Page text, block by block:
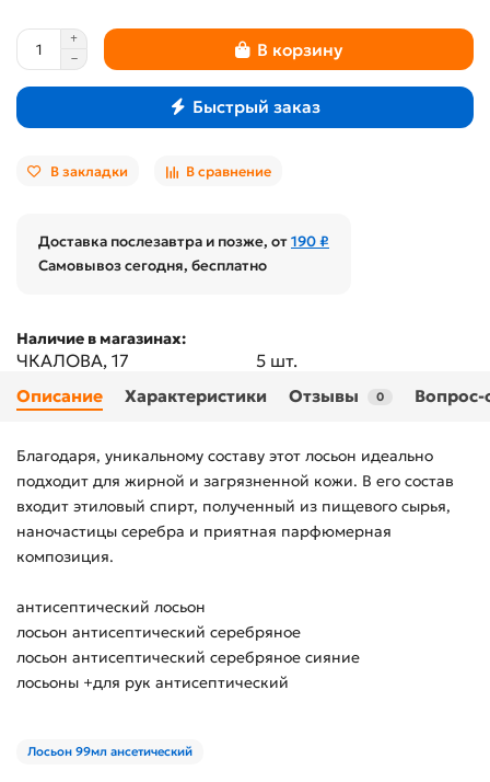
В корзину
Быстрый заказ
В закладки В сравнение
Доставка послезавтра и позже, от190 ₽
Самовывоз сегодня, бесплатно
Наличие в магазинах:
ЧКАЛОВА, 17 5 шт.
Описание Характеристики Отзывы 0 Вопрос-
Благодаря, уникальному составу этот лосьон идеально
подходит для жирной и загрязненной кожи. В его состав
входит этиловый спирт, полученный из пищевого сырья,
наночастицы серебра и приятная парфюмерная
композиция.
антисептический лосьон
лосьон антисептический серебряное
лосьон антисептический серебряное сияние
лосьоны +для рук антисептический
Лосьон 99мл ансетический